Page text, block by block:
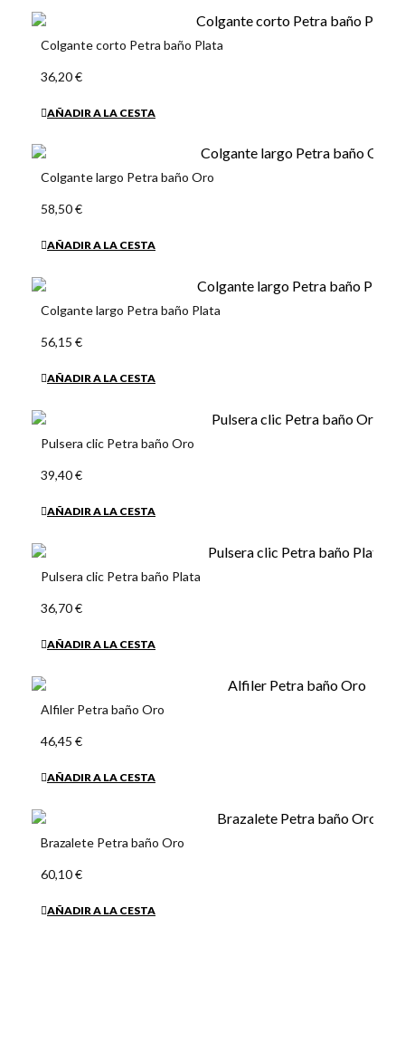
Colgante corto Petra baño Plata
36,20 €
AÑADIR A LA CESTA
Colgante largo Petra baño Oro
58,50 €
AÑADIR A LA CESTA
Colgante largo Petra baño Plata
56,15 €
AÑADIR A LA CESTA
Pulsera clic Petra baño Oro
39,40 €
AÑADIR A LA CESTA
Pulsera clic Petra baño Plata
36,70 €
AÑADIR A LA CESTA
Alfiler Petra baño Oro
46,45 €
AÑADIR A LA CESTA
Brazalete Petra baño Oro
60,10 €
AÑADIR A LA CESTA